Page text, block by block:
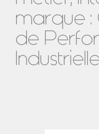
marque :
de